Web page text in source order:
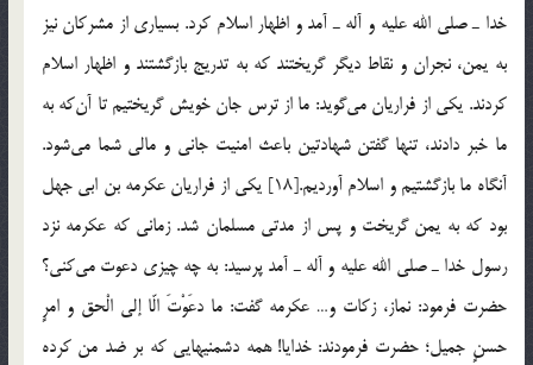
خدا ـ صلی الله علیه و آله ـ آمد و اظهار اسلام كرد. بسیاری از مشركان نیز
به یمن، نجران و نقاط دیگر گریختند كه به تدریج بازگشتند و اظهار اسلام
كردند. یكی از فراریان می‌گوید: ما از ترس جان خویش گریختیم تا آن‌كه به
ما خبر دادند، تنها گفتن شهادتین باعث امنیت جانی و مالی شما می‌شود.
آنگاه ما بازگشتیم و اسلام آوردیم.[18] یكی از فراریان عكرمه بن ابی جهل
بود كه به یمن گریخت و پس از مدتی مسلمان شد. زمانی كه عكرمه نزد
رسول خدا ـ صلی الله علیه و آله ـ آمد پرسید: به چه چیزی دعوت می‌كنی؟
حضرت فرمود: نماز، زكات و… عكرمه گفت: ما دعَوْتَ الّا إلی الْحق و امرٍ
حسنٍ جمیل؛ حضرت فرمودند: خدایا! همه دشمنیهایی كه بر ضد من كرده